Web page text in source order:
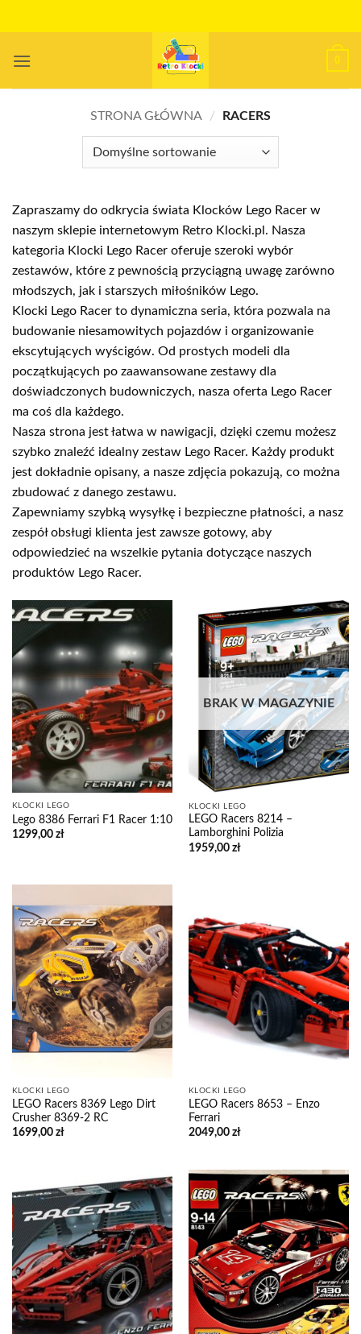
0
STRONA GŁÓWNA / RACERS
Zapraszamy do odkrycia świata Klocków Lego Racer w
naszym sklepie internetowym Retro Klocki.pl. Nasza
kategoria Klocki Lego Racer oferuje szeroki wybór
zestawów, które z pewnością przyciągną uwagę zarówno
młodszych, jak i starszych miłośników Lego.
Klocki Lego Racer to dynamiczna seria, która pozwala na
budowanie niesamowitych pojazdów i organizowanie
ekscytujących wyścigów. Od prostych modeli dla
początkujących po zaawansowane zestawy dla
doświadczonych budowniczych, nasza oferta Lego Racer
ma coś dla każdego.
Nasza strona jest łatwa w nawigacji, dzięki czemu możesz
szybko znaleźć idealny zestaw Lego Racer. Każdy produkt
jest dokładnie opisany, a nasze zdjęcia pokazują, co można
zbudować z danego zestawu.
Zapewniamy szybką wysyłkę i bezpieczne płatności, a nasz
zespół obsługi klienta jest zawsze gotowy, aby
odpowiedzieć na wszelkie pytania dotyczące naszych
produktów Lego Racer.
KLOCKI LEGO
Lego 8386 Ferrari F1 Racer 1:10
1299,00 zł
BRAK W MAGAZYNIE
KLOCKI LEGO
LEGO Racers 8214 –
Lamborghini Polizia
1959,00 zł
KLOCKI LEGO
LEGO Racers 8369 Lego Dirt
Crusher 8369-2 RC
1699,00 zł
KLOCKI LEGO
LEGO Racers 8653 – Enzo
Ferrari
2049,00 zł